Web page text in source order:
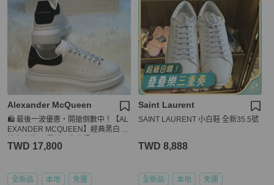
Alexander McQueen
🛍️ 最後一波優惠・開搶倒數中！【AL
EXANDER MCQUEEN】經典黑白 麥
TWD 17,800
全新品 本地 免運
Saint Laurent
SAINT LAURENT 小白鞋 全新35.5號
TWD 8,888
全新品 本地 免運